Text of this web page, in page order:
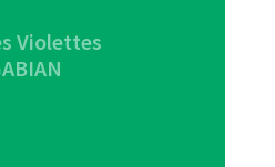
Violettes